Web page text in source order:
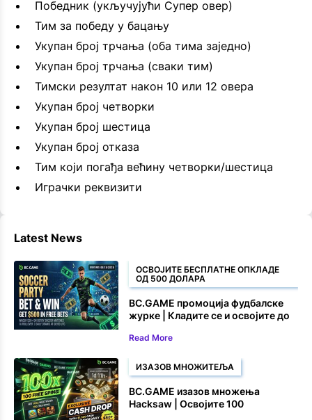
Победник (укључујући Супер овер)
Тим за победу у бацању
Укупан број трчања (оба тима заједно)
Укупан број трчања (сваки тим)
Тимски резултат након 10 или 12 овера
Укупан број четворки
Укупан број шестица
Укупан број отказа
Тим који погађа већину четворки/шестица
Играчки реквизити
Latest News
ОСВОЈИТЕ БЕСПЛАТНЕ ОПКЛАДЕ
ОД 500 ДОЛАРА
BC.GAME промоција фудбалске
журке | Кладите се и освојите до
опкладама
Read More
ИЗАЗОВ МНОЖИТЕЉА
BC.GAME изазов множења
Hacksaw | Освојите 100